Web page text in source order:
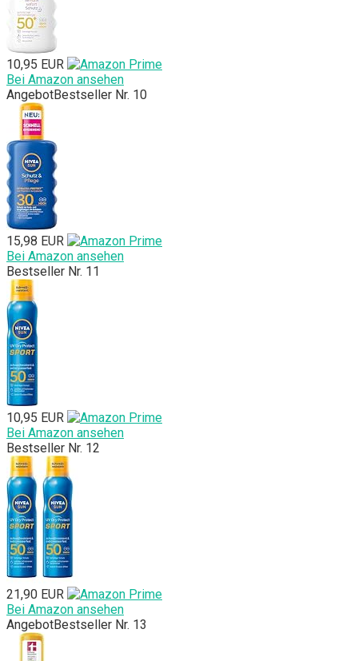
10,95 EUR
Bei Amazon ansehen
AngebotBestseller Nr. 10
15,98 EUR
Bei Amazon ansehen
Bestseller Nr. 11
10,95 EUR
Bei Amazon ansehen
Bestseller Nr. 12
21,90 EUR
Bei Amazon ansehen
AngebotBestseller Nr. 13